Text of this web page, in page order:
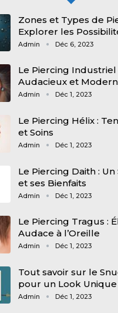
Zones et Types de
Explorer les
Admin Déc 6, 2023
Le Piercing Industriel
Audacieux et
Admin Déc 1, 2023
Le Piercing Hélix :
et Soins
Admin Déc 1, 2023
Le Piercing Daith :
et ses Bienfaits
Admin Déc 1, 2023
Le Piercing Tragus :
Audace à l’Oreille
Admin Déc 1, 2023
Tout savoir sur le
pour un Look Unique
Admin Déc 1, 2023